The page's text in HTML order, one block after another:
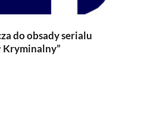
do obsady serialu
Kryminalny”